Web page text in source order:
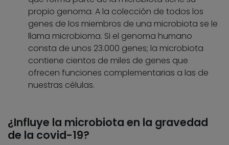
propio genoma. A la colección de todos los
genes de los miembros de una microbiota se le
llama microbioma. Si el genoma humano
consta de unos 23.000 genes; la microbiota
contiene cientos de miles de genes que
ofrecen funciones complementarias a las de
nuestras células.
¿Influye la microbiota en la gravedad
de la covid-19?